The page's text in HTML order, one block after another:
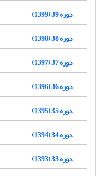
دوره 39 (1399)
دوره 38 (1398)
دوره 37 (1397)
دوره 36 (1396)
دوره 35 (1395)
دوره 34 (1394)
دوره 33 (1393)